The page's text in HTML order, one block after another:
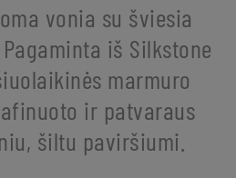
vonia su šviesia
iš Silkstone
marmuro
ir patvaraus
šiltu paviršiumi.